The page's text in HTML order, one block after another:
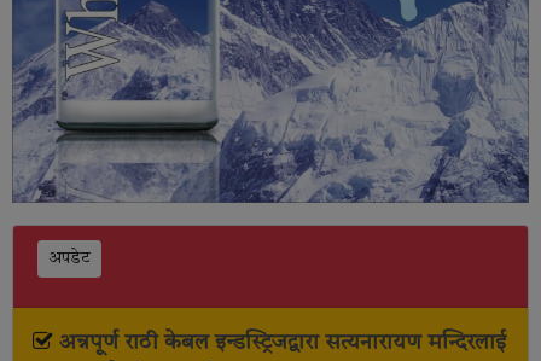
अपडेट
अन्नपूर्ण राठी केबल इन्डस्ट्रिजद्वारा सत्यनारायण मन्दिरलाई